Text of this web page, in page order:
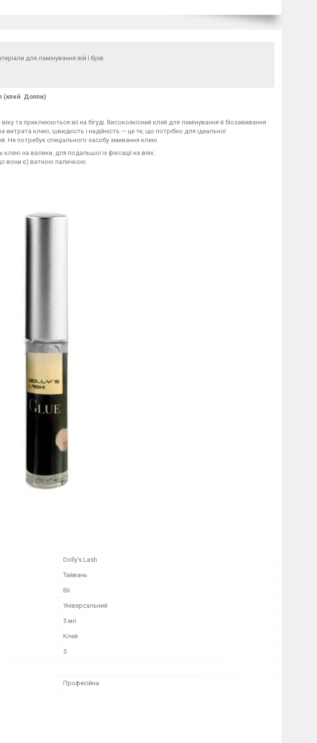
для ламінування вій і брів
(клей Долли)
та приклеюються вії на бігуді. Високоякісний клей для ламінування й біозавивання
клею, швидкість і надійність — це те, що потрібно для ідеальної
Не потребує спеціального засобу змивання клею.
на валики, для подальшої їх фіксації на віях.
вони є) ватною паличкою.
Dolly's Lash
Тайвань
Вії
Універсальний
5 мл
Клей
5
Професійна